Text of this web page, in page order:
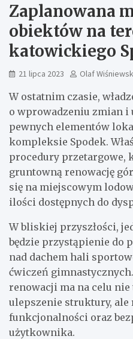
Zaplanowana
obiektów na
katowickiego
21 lipca 2023 Olaf
W ostatnim czasie,
o wprowadzeniu zmian i
pewnych elementów
kompleksie Spodek.
procedury przetargowe,
gruntowną renowację
się na miejscowym
ilości dostępnych do
W bliskiej przyszłości,
będzie przystąpienie do
nad dachem hali
ćwiczeń
renowacji ma na celu
ulepszenie struktury, ale
funkcjonalności oraz
użytkownika.